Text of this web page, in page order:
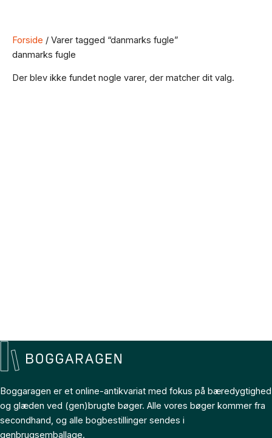
Forside / Varer tagged “danmarks fugle”
danmarks fugle
Der blev ikke fundet nogle varer, der matcher dit valg.
Boggaragen er et online-antikvariat med fokus på bæredygtighed
og glæden ved (gen)brugte bøger. Alle vores bøger kommer fra
secondhand, og alle bogbestillinger sendes i
genbrugsemballage.